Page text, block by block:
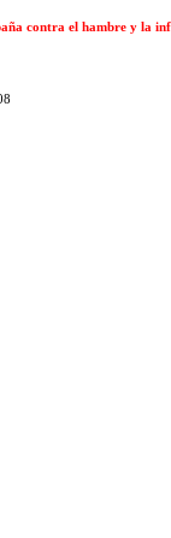
contra el hambre y la